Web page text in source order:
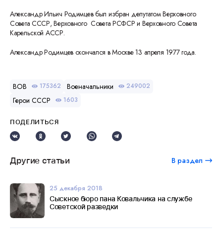
Александр Ильич Родимцев был избран депутатом Верховного
Совета СССР, Верховного Совета РСФСР и Верховного Совета
Карельской АССР.
Александр Родимцев скончался в Москве 13 апреля 1977 года.
ВОВ 175362 Военачальники 249002
Герои СССР 1603
ПОДЕЛИТЬСЯ
Другие статьи В раздел
25 декабря 2018
Сыскное бюро пана Ковальчика на службе
Советской разведки